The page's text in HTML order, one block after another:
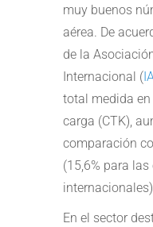
muy buenos
aérea. De
de la
Internacional (
total medida
carga (CTK),
comparación
(15,6% para
En el sector